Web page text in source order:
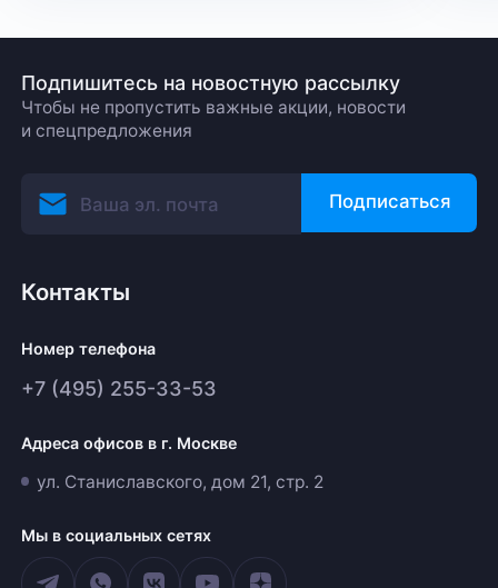
Подпишитесь на новостную рассылку
Чтобы не пропустить важные акции, новости
и спецпредложения
Подписаться
Контакты
Номер телефона
+7 (495) 255-33-53
Адреса офисов в г. Москве
ул. Станиславского, дом 21, стр. 2
Мы в социальных сетях